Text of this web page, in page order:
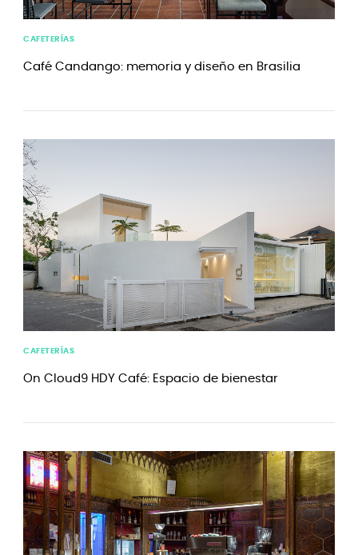
CAFETERÍAS
Café Candango: memoria y diseño en Brasilia
CAFETERÍAS
On Cloud9 HDY Café: Espacio de bienestar